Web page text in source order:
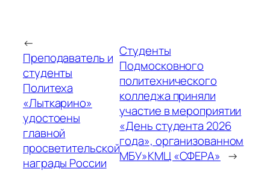
←
Преподаватель и
студенты
Политеха
«Лыткарино»
удостоены
главной
просветительской
награды России
Студенты
Подмосковного
политехнического
колледжа приняли
участие в мероприятии
«День студента 2026
года», организованном
МБУ»КМЦ «СФЕРА» →